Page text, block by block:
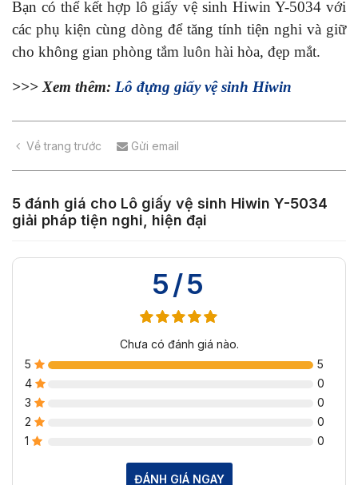
Bạn có thể kết hợp lô giấy vệ sinh Hiwin Y-5034 với
các phụ kiện cùng dòng để tăng tính tiện nghi và giữ
cho không gian phòng tắm luôn hài hòa, đẹp mắt.
>>> Xem thêm: Lô đựng giấy vệ sinh Hiwin
Về trang trước Gửi email
5 đánh giá cho Lô giấy vệ sinh Hiwin Y-5034
giải pháp tiện nghi, hiện đại
5/5
Chưa có đánh giá nào.
5
5
4
0
3
0
2
0
1
0
ĐÁNH GIÁ NGAY